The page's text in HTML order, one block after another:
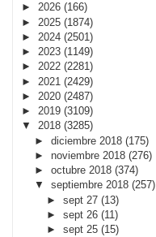
► 2026 (166)
► 2025 (1874)
► 2024 (2501)
► 2023 (1149)
► 2022 (2281)
► 2021 (2429)
► 2020 (2487)
► 2019 (3109)
▼ 2018 (3285)
► diciembre 2018 (175)
► noviembre 2018 (276)
► octubre 2018 (374)
▼ septiembre 2018 (257)
►sept 27(13)
►sept 26(11)
►sept 25(15)